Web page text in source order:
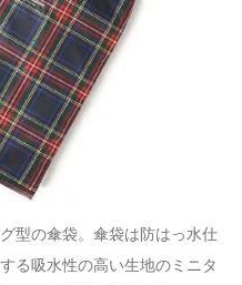
型の傘袋。傘袋は防はっ水仕
る吸水性の高い生地のミニタ